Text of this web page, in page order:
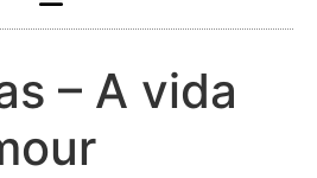
– A vida